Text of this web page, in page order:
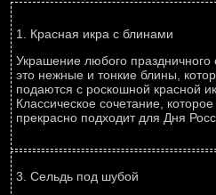
1. Красная икра с блинами
Украшение любого праздничного
это нежные и тонкие блины,
подаются с роскошной красной
Классическое сочетание, которое
прекрасно подходит для Дня
3. Сельдь под шубой